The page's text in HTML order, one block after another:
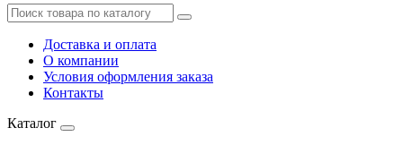
Доставка и оплата
О компании
Условия оформления заказа
Контакты
Каталог